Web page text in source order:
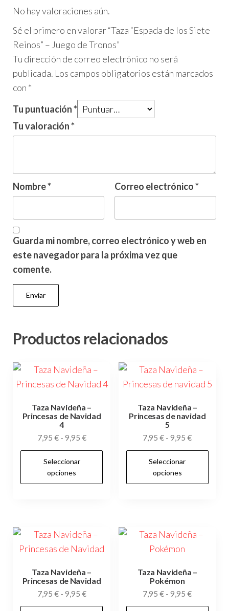
No hay valoraciones aún.
Sé el primero en valorar “Taza “Espada de los Siete
Reinos” – Juego de Tronos”
Tu dirección de correo electrónico no será
publicada. Los campos obligatorios están marcados
con *
Tu puntuación*
Tu valoración*
Nombre* Correo electrónico*
Guarda mi nombre, correo electrónico y web en
este navegador para la próxima vez que
comente.
Productos relacionados
Taza Navideña –
Princesas de Navidad
4
7,95 € - 9,95 €Rango
de
7,95 €
Seleccionar
opciones
Este
tiene
Las
opciones
pueden
Taza Navideña –
Princesas de navidad
5
7,95€ - 9,95€Rango
de
7,95 €
Seleccionar
opciones
Taza Navideña –
Princesas de Navidad
7,95 € - 9,95 €Rango
de
Taza Navideña –
Pokémon
7,95€ - 9,95€Rango
de